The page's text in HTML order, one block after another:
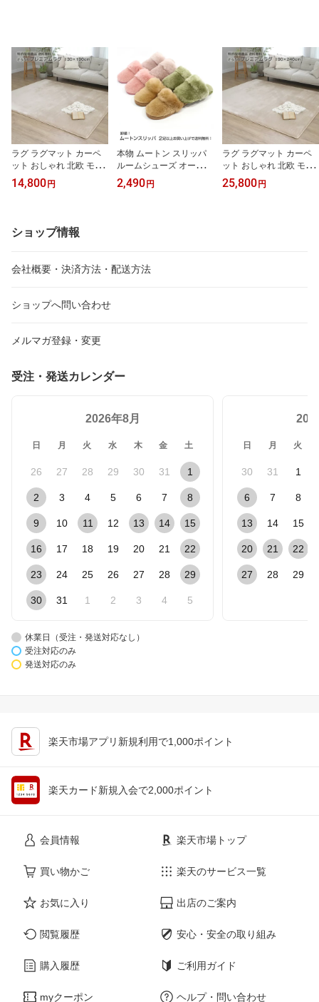
ラグ ラグマット カーペ
ット おしゃれ 北欧 モダ
ン ソフト ＆ 高反発 ウレ
タン 防音カーペット 厚
グレー など 約 130×190
cm 1.5畳
14,800円
本物 ムートン スリッパ
ルームシューズ オースト
ラリア産 高級 シープス
キン 使用 ムートンスリ
2,490円
ラグ ラグマット カーペ
ット おしゃれ 北欧 モダ
ン ソフト ＆ 高反発 ウレ
タン 防音カーペット 厚
25,800円
ショップ情報
会社概要・決済方法・配送方法
ショップへ問い合わせ
メルマガ登録・変更
受注・発送カレンダー
2026年8月
日 月 火 水 木 金 土
26 27 28 29 30 31 1
2 3 4 5 6 7 8
9 10 11 12 13 14 15
16 17 18 19 20 21 22
23 24 25 26 27 28 29
30 31 1 2 3 4 5
日 月 火
30 31 1
6 7 8
13 14 15
20 21 22
27 28 29
休業日（受注・発送対応なし）
受注対応のみ
発送対応のみ
楽天市場アプリ新規利用で1,000ポイント
楽天カード新規入会で2,000ポイント
会員情報
買い物かご
お気に入り
閲覧履歴
購入履歴
myクーポン
楽天市場トップ
楽天のサービス一覧
出店のご案内
安心・安全の取り組み
ご利用ガイド
ヘルプ・問い合わせ